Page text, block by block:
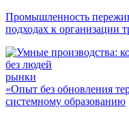
Промышленность
подходах к организации
рынки
«Опыт без обновления
системному образованию